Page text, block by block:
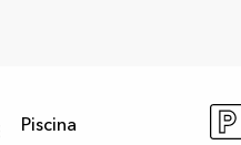
Piscina